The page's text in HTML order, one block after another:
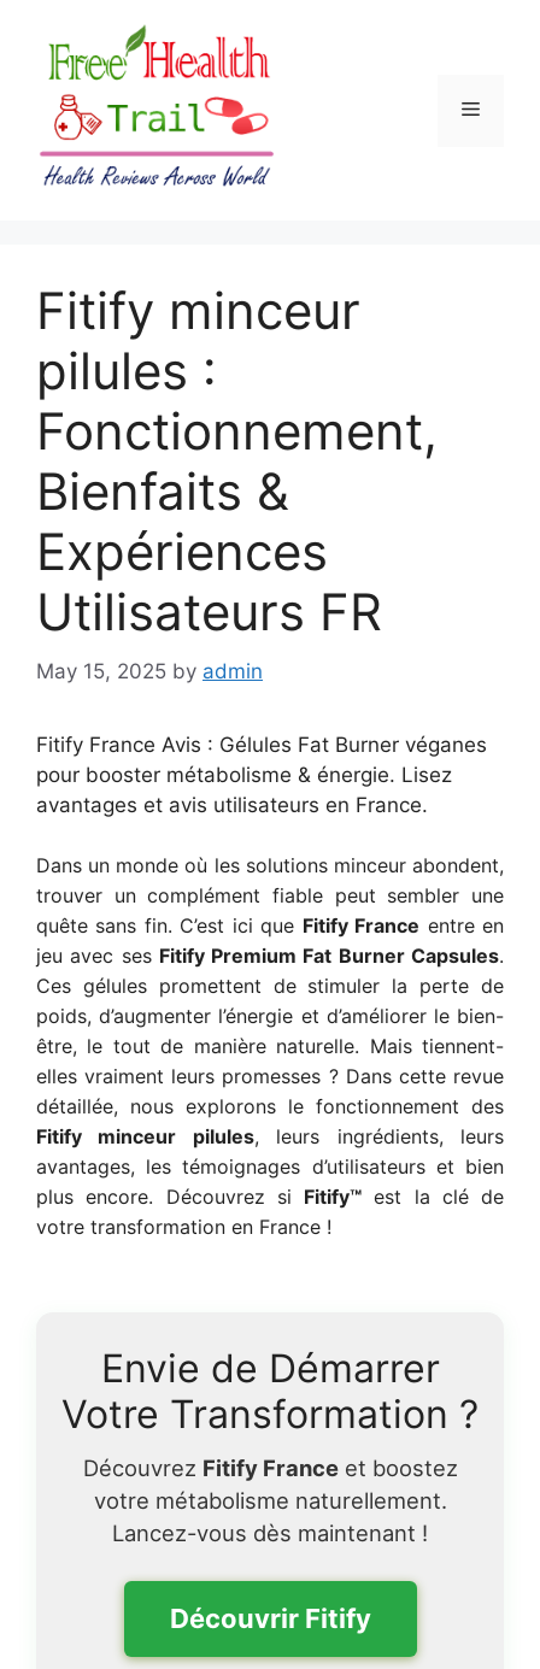
content
Menu
Fitify minceur
pilules :
Fonctionnement,
Bienfaits &
Expériences
Utilisateurs FR
May 15, 2025 by admin
Fitify France Avis : Gélules Fat Burner véganes
pour booster métabolisme & énergie. Lisez
avantages et avis utilisateurs en France.
Dans un monde où les solutions minceur abondent,
trouver un complément fiable peut sembler une
quête sans fin. C’est ici que Fitify France entre en
jeu avec ses Fitify Premium Fat Burner Capsules.
Ces gélules promettent de stimuler la perte de
poids, d’augmenter l’énergie et d’améliorer le bien-
être, le tout de manière naturelle. Mais tiennent-
elles vraiment leurs promesses ? Dans cette revue
détaillée, nous explorons le fonctionnement des
Fitify minceur pilules, leurs ingrédients, leurs
avantages, les témoignages d’utilisateurs et bien
plus encore. Découvrez si Fitify™ est la clé de
votre transformation en France !
Envie de Démarrer
Votre Transformation ?
Découvrez Fitify Franceet boostez
votre métabolisme naturellement.
Lancez-vous dès maintenant !
Découvrir Fitify